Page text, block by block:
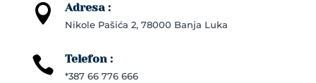
 Adresa :
Nikole Pašića 2, 78000 Banja Luka
 Telefon :
*387 66 776 666